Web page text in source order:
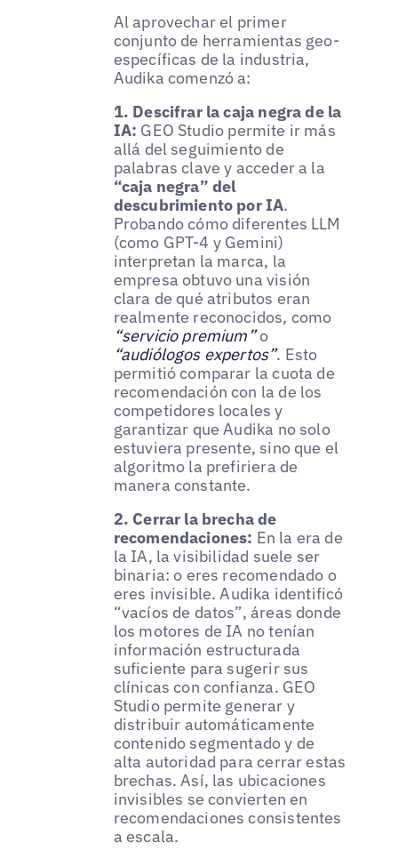
Al aprovechar el primer
conjunto de herramientas geo-
específicas de la industria,
Audika comenzó a:
1. Descifrar la caja negra de la
IA: GEO Studio permite ir más
allá del seguimiento de
palabras clave y acceder a la
“caja negra” del
descubrimiento por IA.
Probando cómo diferentes LLM
(como GPT-4 y Gemini)
interpretan la marca, la
empresa obtuvo una visión
clara de qué atributos eran
realmente reconocidos, como
“servicio premium”o
“audiólogos expertos”. Esto
permitió comparar la cuota de
recomendación con la de los
competidores locales y
garantizar que Audika no solo
estuviera presente, sino que el
algoritmo la prefiriera de
manera constante.
2. Cerrar la brecha de
recomendaciones: En la era de
la IA, la visibilidad suele ser
binaria: o eres recomendado o
eres invisible. Audika identificó
“vacíos de datos”, áreas donde
los motores de IA no tenían
información estructurada
suficiente para sugerir sus
clínicas con confianza. GEO
Studio permite generar y
distribuir automáticamente
contenido segmentado y de
alta autoridad para cerrar estas
brechas. Así, las ubicaciones
invisibles se convierten en
recomendaciones consistentes
a escala.